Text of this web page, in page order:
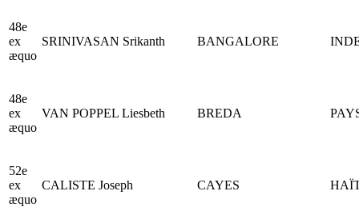
48e
ex
æquo
SRINIVASAN Srikanth BANGALORE
48e
ex
æquo
VAN POPPEL Liesbeth BREDA
52e
ex
æquo
CALISTE Joseph CAYES